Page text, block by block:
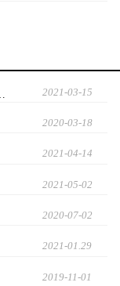
2021-03-15
2020-03-18
2021-04-14
2021-05-02
2020-07-02
2021-01.29
2019-11-01